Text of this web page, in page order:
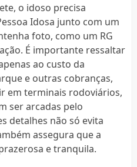
o idoso precisa
Idosa junto com um
foto, como um RG
É importante ressaltar
ao custo da
e outras cobranças,
em terminais rodoviários,
ser arcadas pelo
detalhes não só evita
assegura que a
e tranquila.